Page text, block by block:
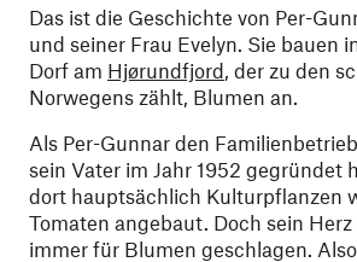
Das ist die Geschichte von Per-
und seiner Frau Evelyn. Sie bauen
Dorf am Hjørundfjord, der zu den
Norwegens zählt, Blumen an.
Als Per-Gunnar den
sein Vater im Jahr 1952 gegründet
dort hauptsächlich Kulturpflanzen
Tomaten angebaut. Doch sein
immer für Blumen geschlagen.